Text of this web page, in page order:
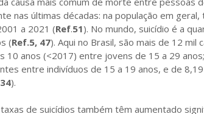
nas últimas décadas: na população em geral,
a 2021 (Ref.51). No mundo, suicídio é a
(Ref.5, 47). Aqui no Brasil, são mais de 12 mil
10 anos (<2017) entre jovens de 15 a 29
entre indivíduos de 15 a 19 anos, e de
).
de suicídios também têm aumentado